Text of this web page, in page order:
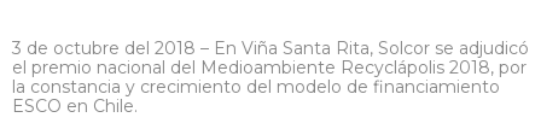
3 de octubre del 2018 – En Viña Santa Rita, Solcor se adjudicó
el premio nacional del Medioambiente Recyclápolis 2018, por
la constancia y crecimiento del modelo de financiamiento
ESCO en Chile.